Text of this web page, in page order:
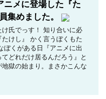
ニメに登場した『た
集めました。
け氏でっす！ 知り合いに必
けし』 かく言うぼくもた
ぼくがある日『アニメに出
どれだけ居るんだろう』と
獄の始まり。まさかこんな